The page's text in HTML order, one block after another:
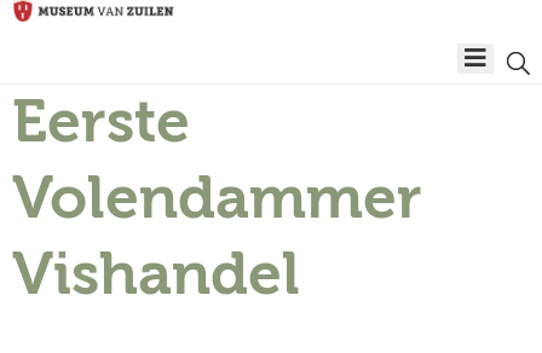
Plan
bezoek
Eerste
Volendammer
Vishandel
Algemene
Auteursrechten